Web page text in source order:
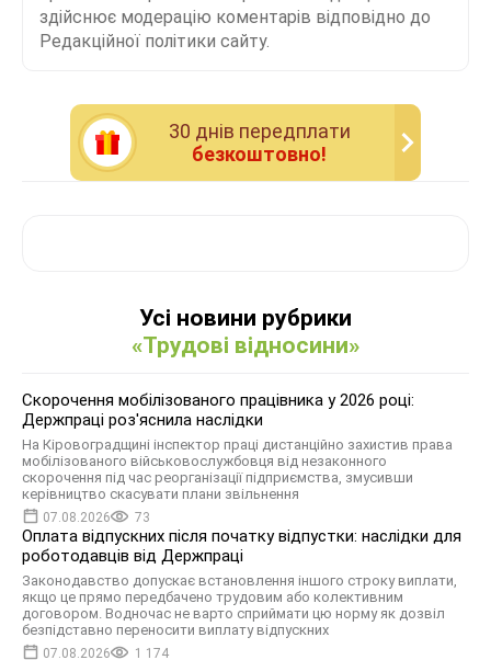
здійснює модерацію коментарів відповідно до
Редакційної політики сайту.
30 днiв передплати
безкоштовно!
Усі новини рубрики
«Трудові відносини»
Скорочення мобілізованого працівника у 2026 році:
Держпраці роз'яснила наслідки
На Кіровоградщині інспектор праці дистанційно захистив права
мобілізованого військовослужбовця від незаконного
скорочення під час реорганізації підприємства, змусивши
керівництво скасувати плани звільнення
07.08.2026 73
Оплата відпускних після початку відпустки: наслідки для
роботодавців від Держпраці
Законодавство допускає встановлення іншого строку виплати,
якщо це прямо передбачено трудовим або колективним
договором. Водночас не варто сприймати цю норму як дозвіл
безпідставно переносити виплату відпускних
07.08.2026 1 174